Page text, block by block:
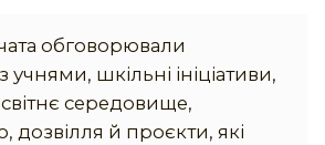
обговорювали
учнями, шкільні ініціативи,
середовище,
дозвілля й проєкти, які